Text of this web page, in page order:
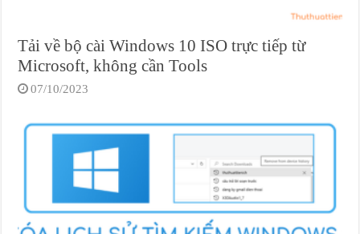
Tải về bộ cài Windows 10 ISO trực tiếp từ
Microsoft, không cần Tools
07/10/2023